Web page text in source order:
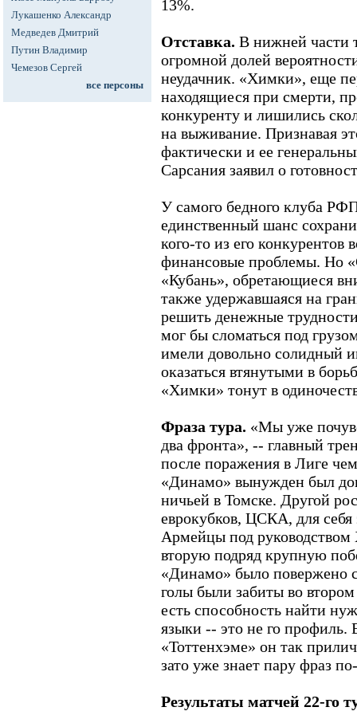
Лукашенко Александр
Медведев Дмитрий
Путин Владимир
Чемезов Сергей
все персоны
13%.
Отставка. В нижней части
огромной долей
неудачник. «Химки», еще
находящиеся при смерти,
конкуренту и лишились
на выживание. Признавая
фактически и ее
Сарсания заявил о
У самого бедного клуба
единственный шанс
кого-то из его
финансовые проблемы. Но
«Кубань», обретающиеся
также удержавшаяся на
решить денежные
мог бы сломаться под
имели довольно солидный
оказаться втянутыми в
«Химки» тонут в
Фраза тура. «Мы уже
два фронта», -- главный
после поражения в Лиге
«Динамо» вынужден был
ничьей в Томске. Другой
еврокубков, ЦСКА, для
Армейцы под
вторую подряд крупную
«Динамо» было повержено
голы были забиты во
есть способность найти
языки -- это не го профиль.
«Тоттенхэме» он так
зато уже знает пару фраз
Результаты матчей 22-го